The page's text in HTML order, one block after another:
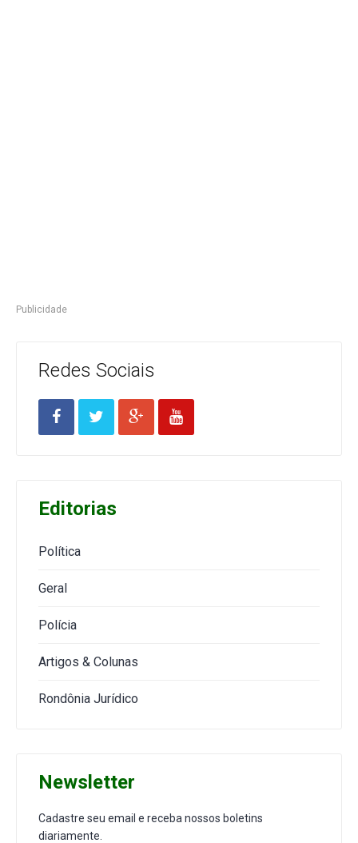
Publicidade
Redes Sociais
Editorias
Política
Geral
Polícia
Artigos & Colunas
Rondônia Jurídico
Newsletter
Cadastre seu email e receba nossos boletins
diariamente.